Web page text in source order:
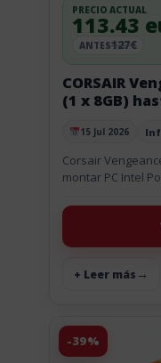
Publicado el
15 Jul 2026
CORSAIR
(1 x 8GB)
PRECIO ACTUAL
113.43
ANTES127€
Corsair
montar PC Intel
opción...
+ Leer más
-39%